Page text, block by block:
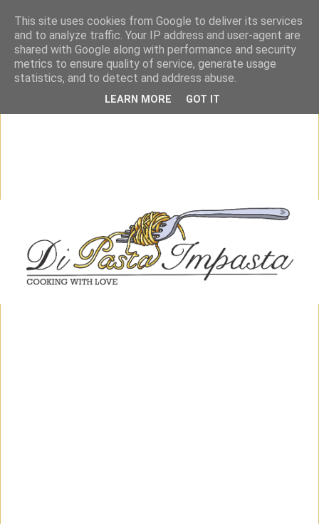
This site uses cookies from Google to deliver its services
and to analyze traffic. Your IP address and user-agent are
shared with Google along with performance and security
metrics to ensure quality of service, generate usage
statistics, and to detect and address abuse.
LEARN MORE GOT IT